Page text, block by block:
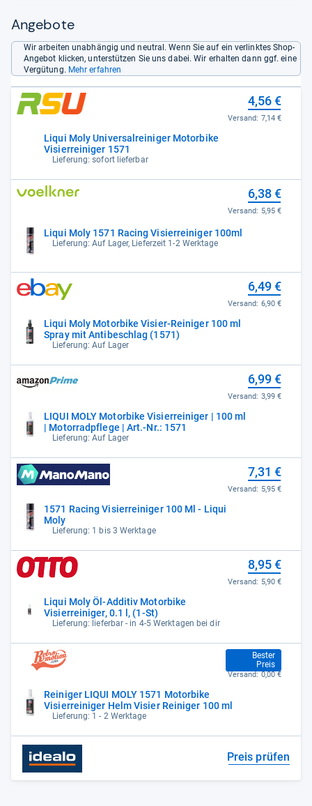
Angebote
Wir arbeiten unabhängig und neutral. Wenn Sie auf ein verlinktes Shop-
Angebot klicken, unterstützen Sie uns dabei. Wir erhalten dann ggf. eine
Vergütung. Mehr erfahren
Liqui Moly Universalreiniger Motorbike
Visierreiniger 1571
Lieferung: sofort lieferbar
4,56 €
Versand: 7,14 €
Liqui Moly 1571 Racing Visierreiniger 100ml
Lieferung: Auf Lager, Lieferzeit 1-2 Werktage
6,38 €
Versand: 5,95 €
Liqui Moly Motorbike Visier-Reiniger 100 ml
Spray mit Antibeschlag (1571)
Lieferung: Auf Lager
6,49 €
Versand: 6,90 €
LIQUI MOLY Motorbike Visierreiniger | 100 ml
| Motorradpflege | Art.-Nr.: 1571
Lieferung: Auf Lager
6,99 €
Versand: 3,99 €
1571 Racing Visierreiniger 100 Ml - Liqui
Moly
Lieferung: 1 bis 3 Werktage
7,31 €
Versand: 5,95 €
Liqui Moly Öl-Additiv Motorbike
Visierreiniger, 0.1 l, (1-St)
Lieferung: lieferbar - in 4-5 Werktagen bei dir
8,95 €
Versand: 5,90 €
Reiniger LIQUI MOLY 1571 Motorbike
Visierreiniger Helm Visier Reiniger 100 ml
Lieferung: 1 - 2 Werktage
Bester
Preis
9,50 €
Versand: 0,00 €
Preis prüfen